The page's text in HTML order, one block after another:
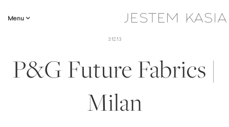
Menu
3.12.13
P&G Future Fabrics |
Milan